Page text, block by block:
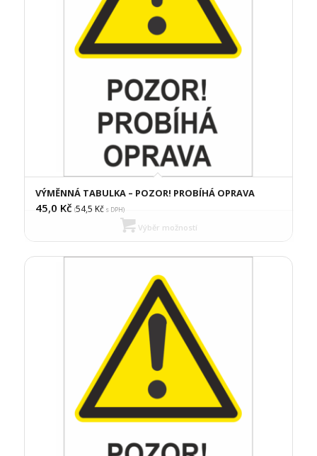
VÝMĚNNÁ TABULKA – POZOR! PROBÍHÁ OPRAVA
45,0 Kč (54,5 Kčs DPH)
Výběr možností